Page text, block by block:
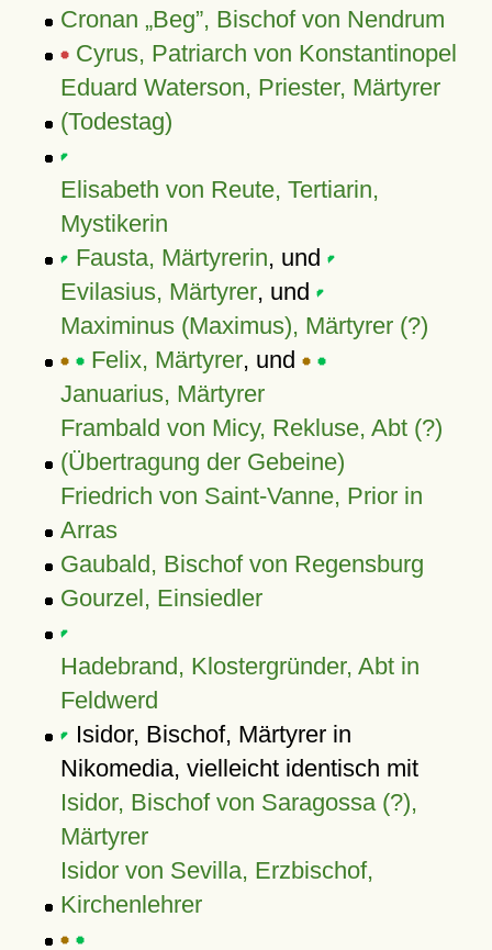
Cronan „Beg”, Bischof von Nendrum
Cyrus, Patriarch von Konstantinopel
Eduard Waterson, Priester, Märtyrer
(Todestag)
Elisabeth von Reute, Tertiarin,
Mystikerin
Fausta, Märtyrerin, und
Evilasius, Märtyrer, und
Maximinus (Maximus), Märtyrer (?)
Felix, Märtyrer, und
Januarius, Märtyrer
Frambald von Micy, Rekluse, Abt (?)
(Übertragung der Gebeine)
Friedrich von Saint-Vanne, Prior in
Arras
Gaubald, Bischof von Regensburg
Gourzel, Einsiedler
Hadebrand, Klostergründer, Abt in
Feldwerd
Isidor, Bischof, Märtyrer in
Nikomedia, vielleicht identisch mit
Isidor, Bischof von Saragossa (?),
Märtyrer
Isidor von Sevilla, Erzbischof,
Kirchenlehrer